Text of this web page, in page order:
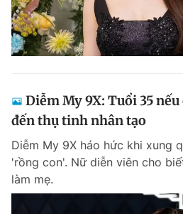
Diễm My 9X: Tuổi 35
đến thụ tinh nhân tạo
Diễm My 9X háo hức khi xung
'rồng con'. Nữ diễn viên cho
làm mẹ.